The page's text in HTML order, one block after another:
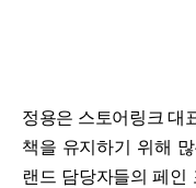
정용은 스토어링크 대
책을 유지하기 위해
랜드 담당자들의 페인